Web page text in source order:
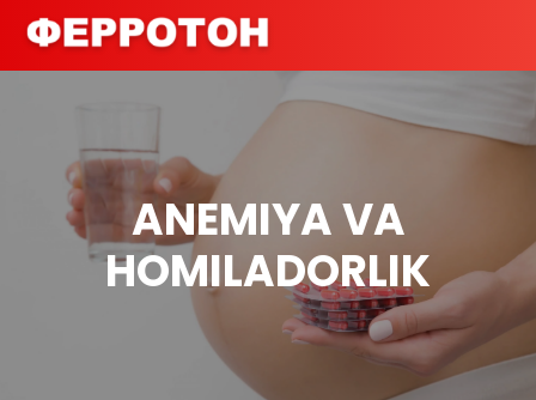
ANEMIYA VA
HOMILADORLIK